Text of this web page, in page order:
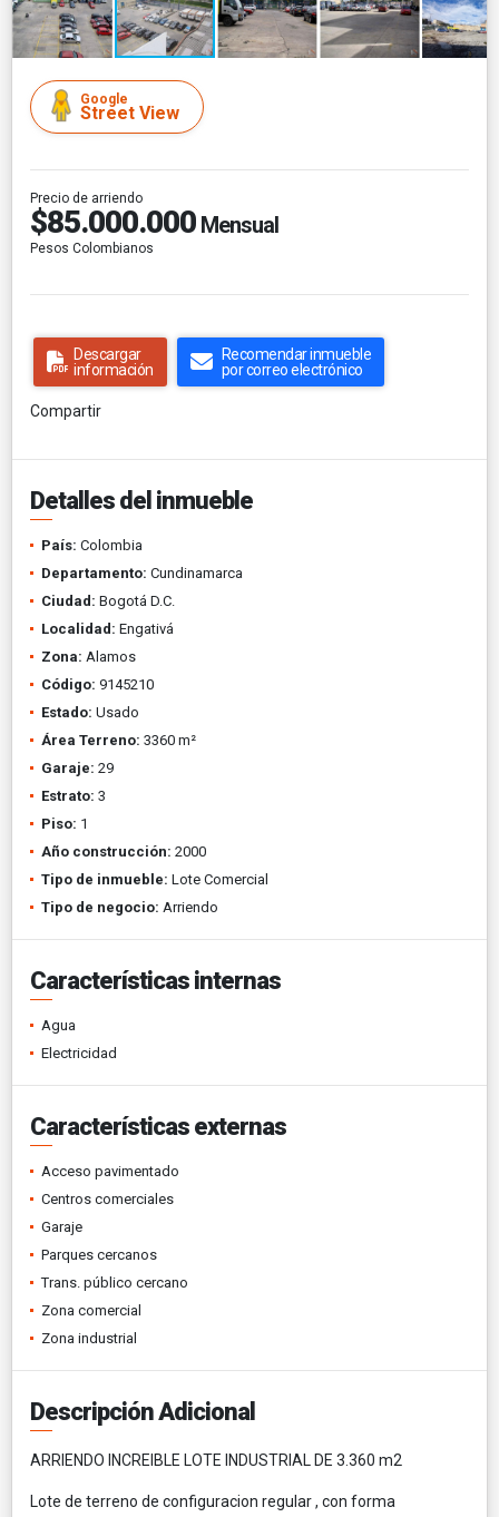
Google
Street View
Precio de arriendo
$85.000.000 Mensual
Pesos Colombianos
Descargar
información
Recomendar inmueble
por correo electrónico
Compartir
Detalles del inmueble
País: Colombia
Departamento: Cundinamarca
Ciudad: Bogotá D.C.
Localidad: Engativá
Zona: Alamos
Código: 9145210
Estado: Usado
Área Terreno: 3360 m²
Garaje: 29
Estrato: 3
Piso: 1
Año construcción: 2000
Tipo de inmueble: Lote Comercial
Tipo de negocio: Arriendo
Características internas
Agua
Electricidad
Características externas
Acceso pavimentado
Centros comerciales
Garaje
Parques cercanos
Trans. público cercano
Zona comercial
Zona industrial
Descripción Adicional
ARRIENDO INCREIBLE LOTE INDUSTRIAL DE 3.360 m2
Lote de terreno de configuracion regular , con forma